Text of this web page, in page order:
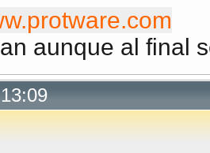
aunque al final